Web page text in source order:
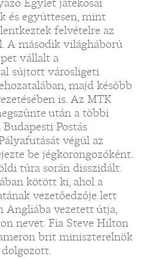
és együttesen, mint
felvételre az
A második világháború
vállalt a
sújtott városligeti
majd később
is. Az MTK
után a többi
Postás
végül az
be jégkorongozóként.
túra során disszidált.
kötött ki, ahol a
vezetőedzője lett
Angliába vezetett útja,
nevet. Fia Steve Hilton
brit miniszterelnök